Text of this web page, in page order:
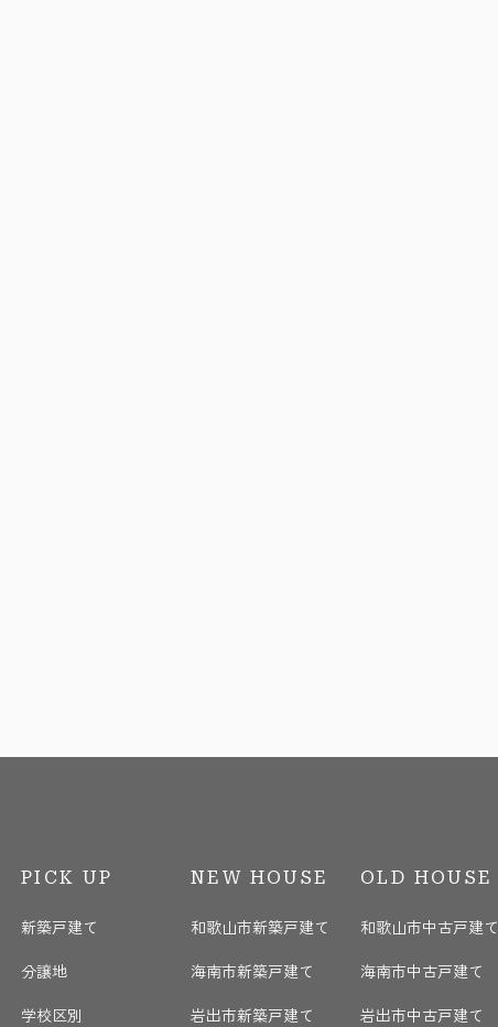
PICK UP
新築戸建て
分譲地
学校区別
NEW HOUSE
和歌山市新築戸建て
海南市新築戸建て
岩出市新築戸建て
OLD HOUSE
和歌山市中古戸建て
海南市中古戸建て
岩出市中古戸建て